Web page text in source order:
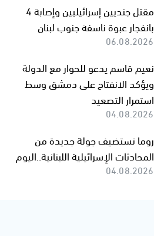
مقتل جنديين إسرائيليين وإصابة 4
بانفجار عبوة ناسفة جنوب لبنان
06.08.2026
نعيم قاسم يدعو للحوار مع الدولة
ويؤكد الانفتاح على دمشق وسط
استمرار التصعيد
04.08.2026
روما تستضيف جولة جديدة من
المحادثات الإسرائيلية اللبنانية..اليوم
04.08.2026